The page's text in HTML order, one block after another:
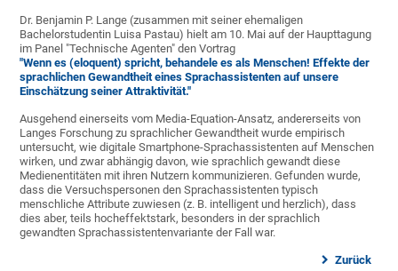
Dr. Benjamin P. Lange (zusammen mit seiner ehemaligen
Bachelorstudentin Luisa Pastau) hielt am 10. Mai auf der Haupttagung
im Panel "Technische Agenten" den Vortrag
"Wenn es (eloquent) spricht, behandele es als Menschen! Effekte der
sprachlichen Gewandtheit eines Sprachassistenten auf unsere
Einschätzung seiner Attraktivität."
Ausgehend einerseits vom Media-Equation-Ansatz, andererseits von
Langes Forschung zu sprachlicher Gewandtheit wurde empirisch
untersucht, wie digitale Smartphone-Sprachassistenten auf Menschen
wirken, und zwar abhängig davon, wie sprachlich gewandt diese
Medienentitäten mit ihren Nutzern kommunizieren. Gefunden wurde,
dass die Versuchspersonen den Sprachassistenten typisch
menschliche Attribute zuwiesen (z. B. intelligent und herzlich), dass
dies aber, teils hocheffektstark, besonders in der sprachlich
gewandten Sprachassistentenvariante der Fall war.
Zurück